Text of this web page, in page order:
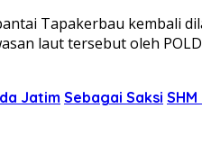
Tapakerbau kembali
laut tersebut oleh
Jatim Sebagai Saksi